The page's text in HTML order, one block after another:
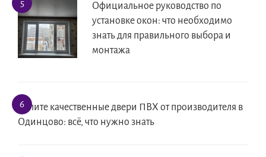
Официальное руководство по
установке окон: что необходимо
знать для правильного выбора и
монтажа
Купите качественные двери ПВХ от производителя в
Одинцово: всё, что нужно знать